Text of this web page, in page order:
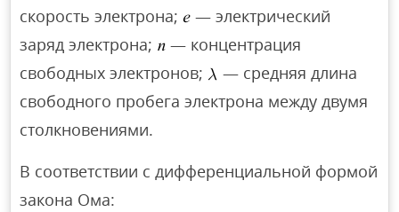
скорость электрона; — электрический
заряд электрона;
— концентрация
свободных электронов;
— средняя длина
свободного пробега электрона между двумя
столкновениями.
В соответствии с дифференциальной формой
закона Ома: